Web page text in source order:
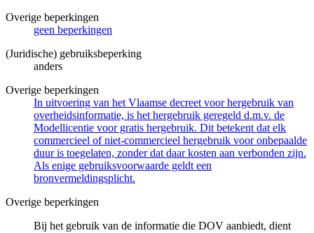
Overige beperkingen
geen beperkingen
(Juridische) gebruiksbeperking
anders
Overige beperkingen
In uitvoering van het Vlaamse decreet voor hergebruik van
overheidsinformatie, is het hergebruik geregeld d.m.v. de
Modellicentie voor gratis hergebruik. Dit betekent dat elk
commercieel of niet-commercieel hergebruik voor onbepaalde
duur is toegelaten, zonder dat daar kosten aan verbonden zijn.
Als enige gebruiksvoorwaarde geldt een
bronvermeldingsplicht.
Overige beperkingen
Bij het gebruik van de informatie die DOV aanbiedt, dient